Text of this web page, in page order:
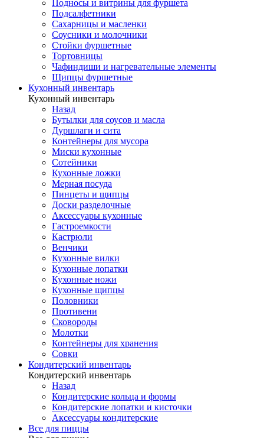
Подносы и витрины для фуршета
Подсалфетники
Сахарницы и масленки
Соусники и молочники
Стойки фуршетные
Тортовницы
Чафиндиши и нагревательные элементы
Щипцы фуршетные
Кухонный инвентарь
Кухонный инвентарь
Назад
Бутылки для соусов и масла
Дуршлаги и сита
Контейнеры для мусора
Миски кухонные
Сотейники
Кухонные ложки
Мерная посуда
Пинцеты и щипцы
Доски разделочные
Аксессуары кухонные
Гастроемкости
Кастрюли
Венчики
Кухонные вилки
Кухонные лопатки
Кухонные ножи
Кухонные щипцы
Половники
Противени
Сковороды
Молотки
Контейнеры для хранения
Совки
Кондитерский инвентарь
Кондитерский инвентарь
Назад
Кондитерские кольца и формы
Кондитерские лопатки и кисточки
Аксессуары кондитерские
Все для пиццы